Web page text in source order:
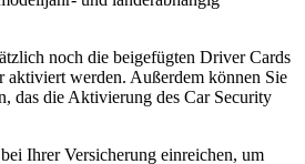
noch die beigefügten Driver Cards
aktiviert werden. Außerdem können Sie
das die Aktivierung des Car Security
Ihrer Versicherung einreichen, um